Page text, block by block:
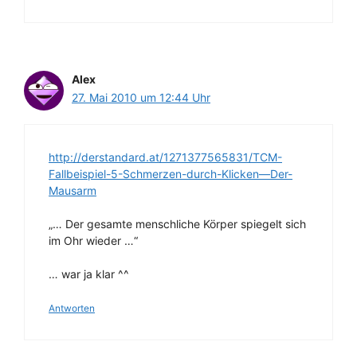
Alex
27. Mai 2010 um 12:44 Uhr
http://derstandard.at/1271377565831/TCM-
Fallbeispiel-5-Schmerzen-durch-Klicken—Der-
Mausarm
„… Der gesamte menschliche Körper spiegelt sich
im Ohr wieder …“
… war ja klar ^^
Antworten